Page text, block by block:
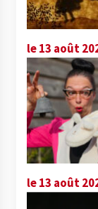
le 13 août
le 13 août